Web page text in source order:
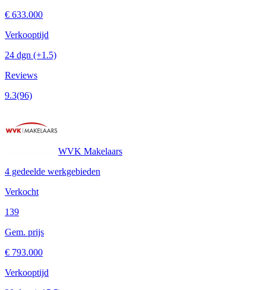
€ 633.000
Verkooptijd
24 dgn (+1.5)
Reviews
9.3(96)
WVK Makelaars
4 gedeelde werkgebieden
Verkocht
139
Gem. prijs
€ 793.000
Verkooptijd